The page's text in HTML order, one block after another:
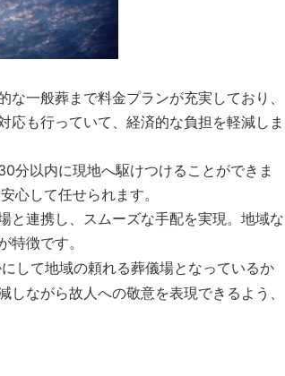
一般葬まで料金プランが充実しており、
応も行っていて、経済的な負担を軽減しま
分以内に現地へ駆けつけることができま
心して任せられます。
と連携し、スムーズな手配を実現。地域な
特徴です。
して地域の頼れる葬儀場となっているか
ながら故人への敬意を表現できるよう、